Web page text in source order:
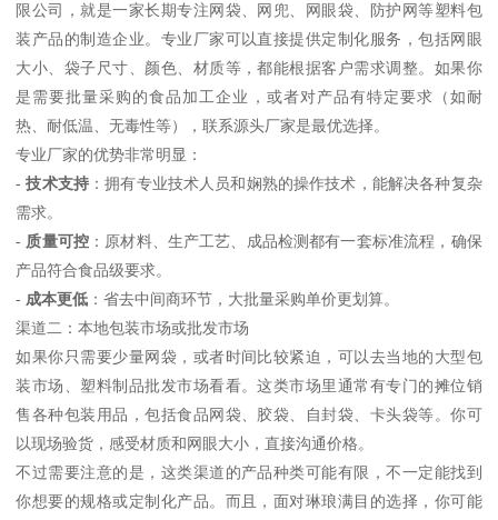
限公司，就是一家长期专注网袋、网兜、网眼袋、防护网等塑料包
装产品的制造企业。专业厂家可以直接提供定制化服务，包括网眼
大小、袋子尺寸、颜色、材质等，都能根据客户需求调整。如果你
是需要批量采购的食品加工企业，或者对产品有特定要求（如耐
热、耐低温、无毒性等），联系源头厂家是最优选择。
专业厂家的优势非常明显：
-技术支持 ：拥有专业技术人员和娴熟的操作技术，能解决各种复杂
需求。
- 质量可控 ：原材料、生产工艺、成品检测都有一套标准流程，确保
产品符合食品级要求。
- 成本更低 ：省去中间商环节，大批量采购单价更划算。
渠道二：本地包装市场或批发市场
如果你只需要少量网袋，或者时间比较紧迫，可以去当地的大型包
装市场、塑料制品批发市场看看。这类市场里通常有专门的摊位销
售各种包装用品，包括食品网袋、胶袋、自封袋、卡头袋等。你可
以现场验货，感受材质和网眼大小，直接沟通价格。
不过需要注意的是，这类渠道的产品种类可能有限，不一定能找到
你想要的规格或定制化产品。而且，面对琳琅满目的选择，你可能